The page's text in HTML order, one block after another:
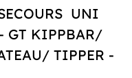
UNI
- GT KIPPBAR/
TIPPER -